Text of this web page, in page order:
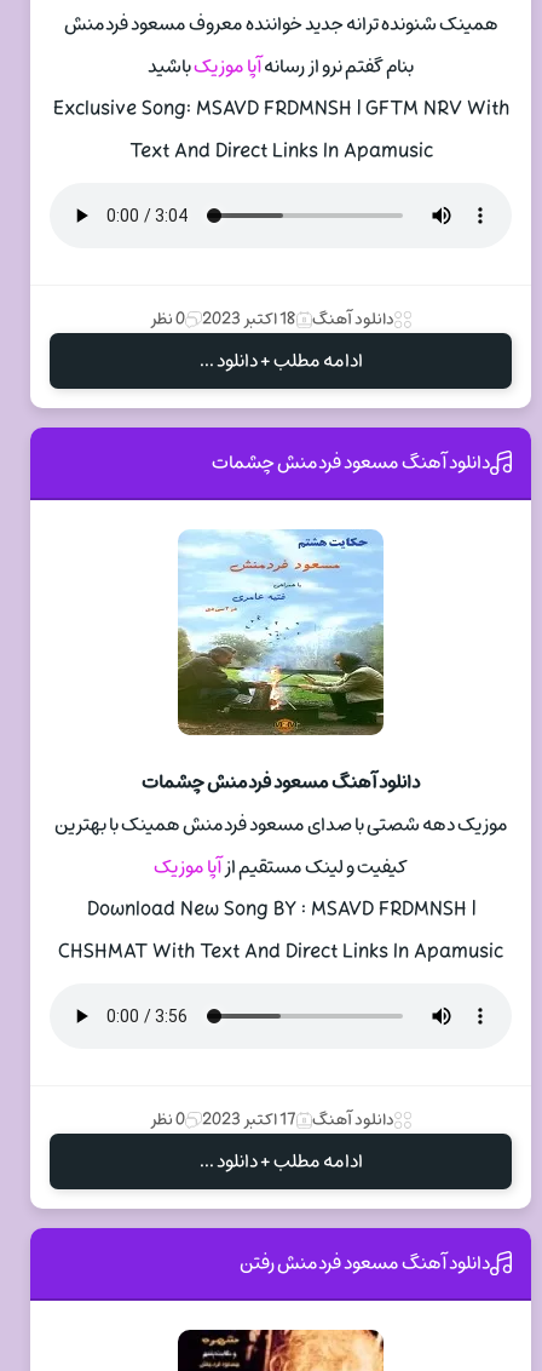
همینک شنونده ترانه جدید خواننده معروف مسعود فردمنش
بنام گفتم نرو از رسانهآپا موزیکباشید
Exclusive Song: MSAVD FRDMNSH | GFTM NRV With
Text And Direct Links In Apamusic
دانلود آهنگ 18 اکتبر 2023 0 نظر
ادامه مطلب + دانلود ...
دانلود آهنگ مسعود فردمنش چشمات
دانلود آهنگ مسعود فردمنش چشمات
موزیک دهه شصتی با صدای مسعود فردمنش همینک با بهترین
کیفیت و لینک مستقیم ازآپا موزیک
Download New Song BY : MSAVD FRDMNSH |
CHSHMAT With Text And Direct Links In Apamusic
دانلود آهنگ 17 اکتبر 2023 0 نظر
ادامه مطلب + دانلود ...
دانلود آهنگ مسعود فردمنش رفتن